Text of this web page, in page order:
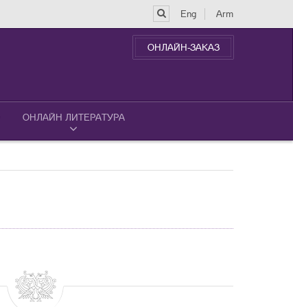
Eng Arm
ОНЛАЙН-ЗАКАЗ
ОНЛАЙН ЛИТЕРАТУРА